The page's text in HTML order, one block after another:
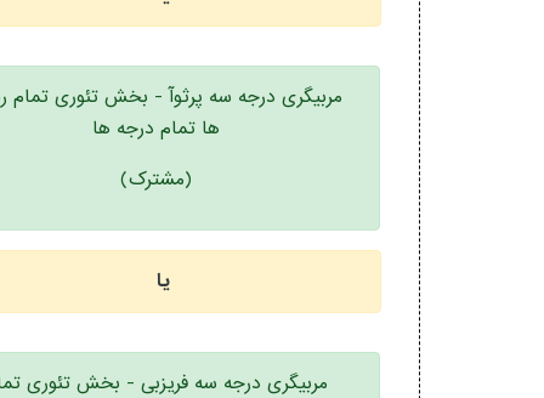
مربیگری درجه سه پرثوآ - بخش تئوری تمام
ها تمام درجه ها
(مشترک)
یا
مربیگری درجه سه فریزبی - بخش تئوری